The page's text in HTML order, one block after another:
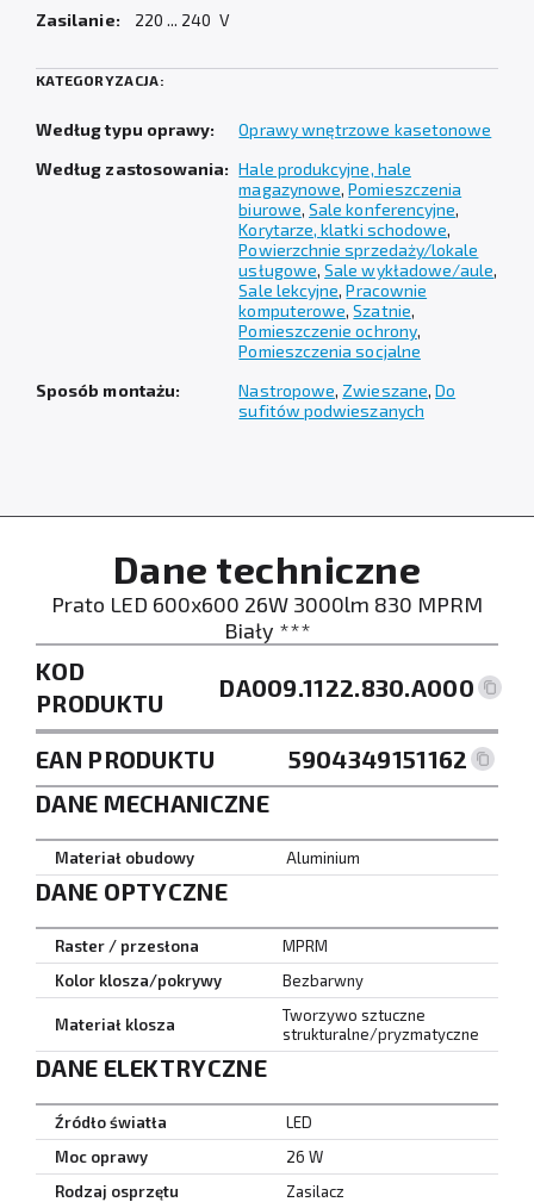
Zasilanie:
220 ... 240 V
KATEGORYZACJA:
Według typu oprawy:
Oprawy wnętrzowe kasetonowe
Według zastosowania: Hale produkcyjne, hale
magazynowe,Pomieszczenia
biurowe,Sale konferencyjne,
Korytarze, klatki schodowe,
Powierzchnie sprzedaży/lokale
usługowe,Sale wykładowe/aule,
Sale lekcyjne,Pracownie
komputerowe,Szatnie,
Pomieszczenie ochrony,
Pomieszczenia socjalne
Sposób montażu:
Nastropowe, Zwieszane,Do
sufitów podwieszanych
Dane techniczne
Prato LED 600x600 26W 3000lm 830 MPRM
Biały ***
KOD
PRODUKTU
DA009.1122.830.A000
EAN PRODUKTU
5904349151162
DANE MECHANICZNE
Materiał obudowy Aluminium
DANE OPTYCZNE
Raster / przesłona
MPRM
Kolor klosza/pokrywy
Bezbarwny
Materiał klosza
Tworzywo sztuczne
strukturalne/pryzmatyczne
DANE ELEKTRYCZNE
Źródło światła
LED
Moc oprawy
26 W
Rodzaj osprzętu
Zasilacz